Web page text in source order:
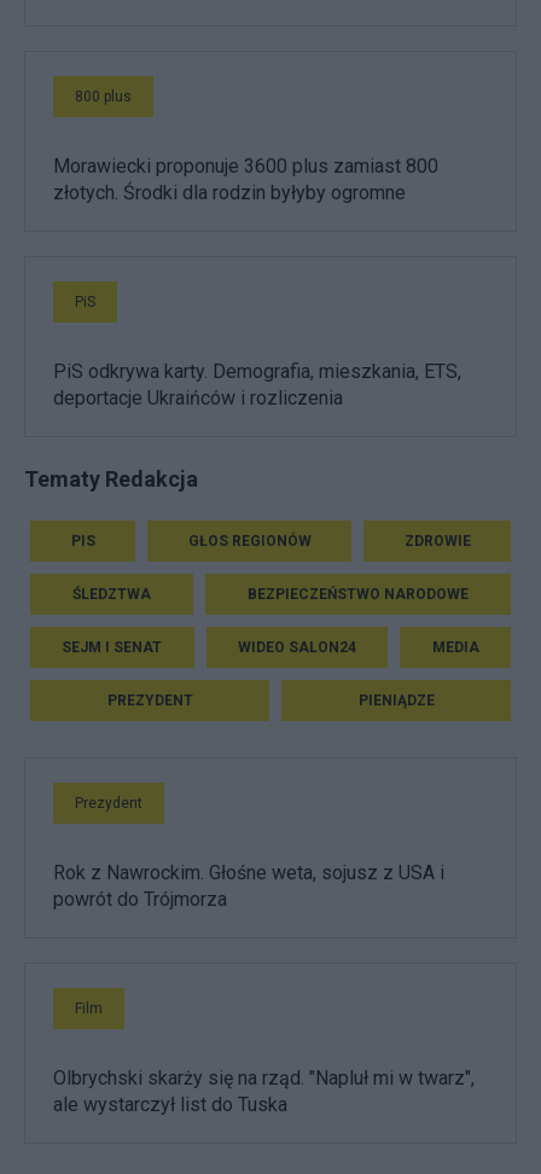
800 plus
Morawiecki proponuje 3600 plus zamiast 800
złotych. Środki dla rodzin byłyby ogromne
PiS
PiS odkrywa karty. Demografia, mieszkania, ETS,
deportacje Ukraińców i rozliczenia
Tematy Redakcja
PIS GŁOS REGIONÓW ZDROWIE
ŚLEDZTWA BEZPIECZEŃSTWO NARODOWE
SEJM I SENAT WIDEO SALON24 MEDIA
PREZYDENT PIENIĄDZE
Prezydent
Rok z Nawrockim. Głośne weta, sojusz z USA i
powrót do Trójmorza
Film
Olbrychski skarży się na rząd. "Napluł mi w twarz",
ale wystarczył list do Tuska